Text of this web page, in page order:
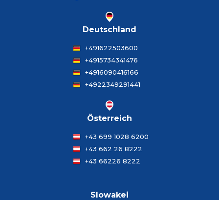
Deutschland
+491622503600
+4915734341476
+4916090416166
+4922349291441
Österreich
+43 699 1028 6200
+43 662 26 8222
+43 66226 8222
Slowakei